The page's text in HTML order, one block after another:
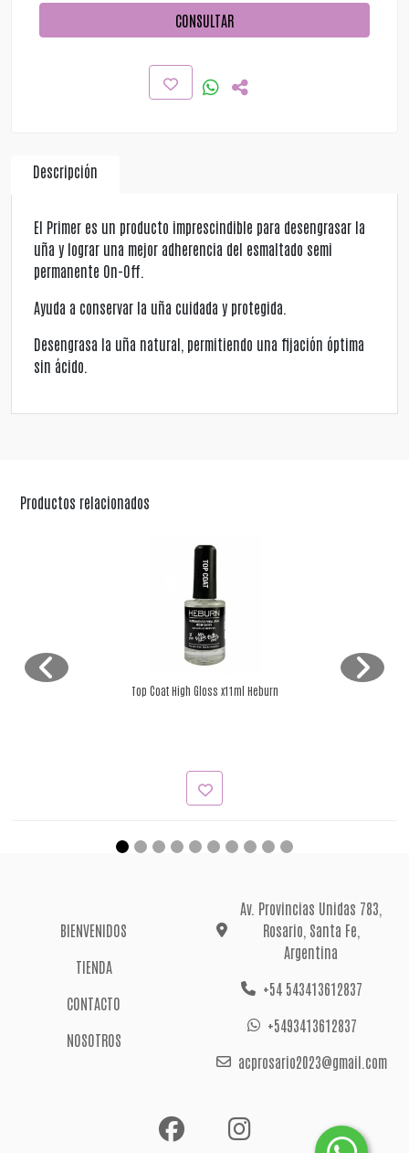
CONSULTAR
Descripción
El Primer es un producto imprescindible para desengrasar la
uña y lograr una mejor adherencia del esmaltado semi
permanente On-Off.
Ayuda a conservar la uña cuidada y protegida.
Desengrasa la uña natural, permitiendo una fijación óptima
sin ácido.
Productos relacionados
Top Coat High Gloss x11ml Heburn
BIENVENIDOS
TIENDA
CONTACTO
NOSOTROS
Av. Provincias Unidas 783,
Rosario, Santa Fe,
Argentina
+54 543413612837
+5493413612837
acprosario2023@gmail.com